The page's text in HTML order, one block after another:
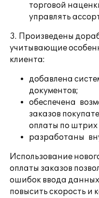
торговой
управлять
3. Произведены
учитывающие
клиента:
добавлена
документов;
обеспечена
заказов
оплаты по штрих
разработаны
Использование
оплаты заказов
ошибок ввода
повысить скорость и